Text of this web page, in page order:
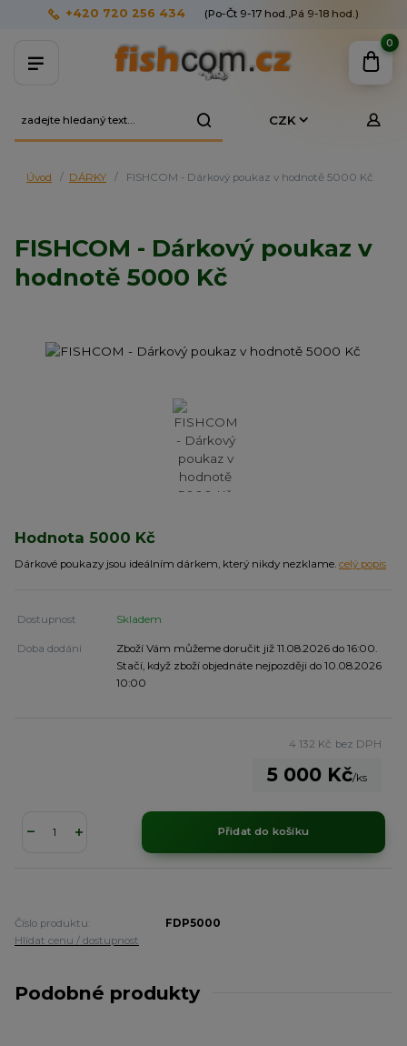
CZK
+420 720 256 434 (Po-Čt 9-17 hod.,Pá 9-18 hod.)
0
Úvod DÁRKY FISHCOM - Dárkový poukaz v hodnotě 5000 Kč
FISHCOM - Dárkový poukaz v
hodnotě 5000 Kč
Hodnota 5000 Kč
Dárkové poukazy jsou ideálním dárkem, který nikdy nezklame. celý popis
Dostupnost Skladem
Doba dodání
Zboží Vám můžeme doručit již 11.08.2026 do 16:00.
Stačí, když zboží objednáte nejpozději do 10.08.2026
10:00
5 000 Kč/ks
4 132 Kč bez DPH
Přidat do košíku
Číslo produktu:
FDP5000
Hlídat cenu / dostupnost
Podobné produkty